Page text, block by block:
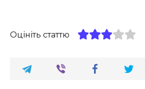
Оцініть статтю